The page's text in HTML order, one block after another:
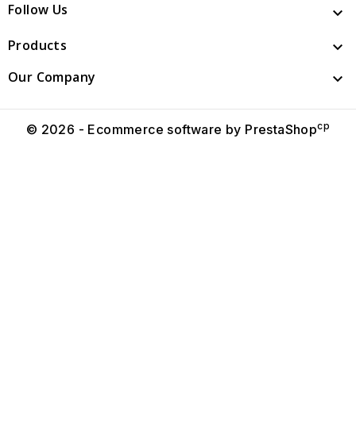
Follow Us 
Products 
Our Company 
© 2026 - Ecommerce software by PrestaShopcp